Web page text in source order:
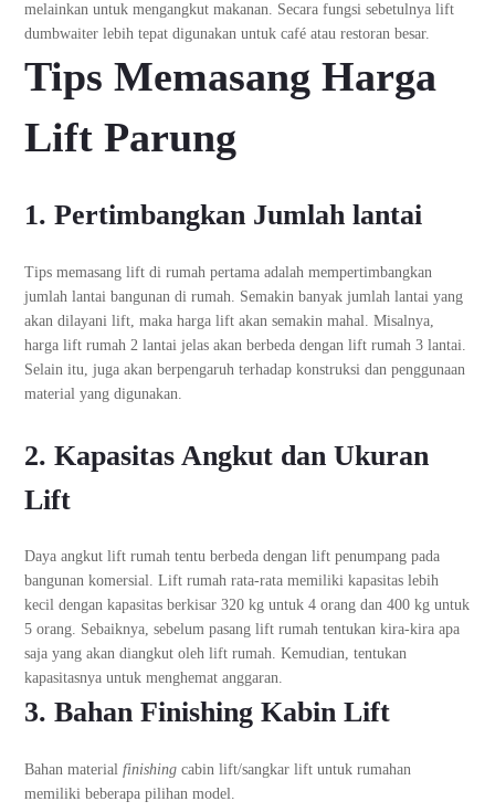
melainkan untuk mengangkut makanan. Secara fungsi sebetulnya lift
dumbwaiter lebih tepat digunakan untuk café atau restoran besar.
Tips MemasangHarga
Lift Parung
1. Pertimbangkan Jumlah lantai
Tips memasang lift di rumah pertama adalah mempertimbangkan
jumlah lantai bangunan di rumah. Semakin banyak jumlah lantai yang
akan dilayani lift, maka harga lift akan semakin mahal. Misalnya,
harga lift rumah 2 lantai jelas akan berbeda dengan lift rumah 3 lantai.
Selain itu, juga akan berpengaruh terhadap konstruksi dan penggunaan
material yang digunakan.
2. Kapasitas Angkut dan Ukuran
Lift
Daya angkut lift rumah tentu berbeda dengan lift penumpang pada
bangunan komersial. Lift rumah rata-rata memiliki kapasitas lebih
kecil dengan kapasitas berkisar 320 kg untuk 4 orang dan 400 kg untuk
5 orang. Sebaiknya, sebelum pasang lift rumah tentukan kira-kira apa
saja yang akan diangkut oleh lift rumah. Kemudian, tentukan
kapasitasnya untuk menghemat anggaran.
3. Bahan Finishing Kabin Lift
Bahan material finishing cabin lift/sangkar lift untuk rumahan
memiliki beberapa pilihan model.